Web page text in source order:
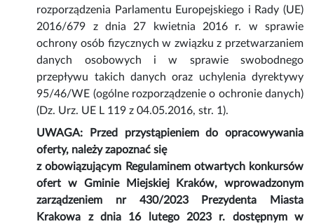
rozporządzenia Parlamentu Europejskiego i Rady (UE)
2016/679 z dnia 27 kwietnia 2016 r. w sprawie
ochrony osób fizycznych w związku z przetwarzaniem
danych osobowych i w sprawie swobodnego
przepływu takich danych oraz uchylenia dyrektywy
95/46/WE (ogólne rozporządzenie o ochronie danych)
(Dz. Urz. UE L 119 z 04.05.2016, str. 1).
UWAGA: Przed przystąpieniem do opracowywania
oferty, należy zapoznać się
z obowiązującym Regulaminem otwartych konkursów
ofert w Gminie Miejskiej Kraków, wprowadzonym
zarządzeniem nr 430/2023 Prezydenta Miasta
Krakowa z dnia 16 lutego 2023 r. dostępnym w